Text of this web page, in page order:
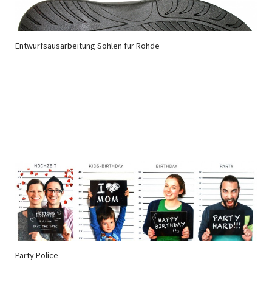
Entwurfsausarbeitung Sohlen für Rohde
Party Police